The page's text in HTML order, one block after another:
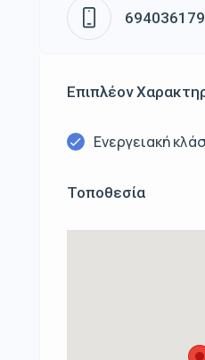
Επιπλέον
Ενεργειακή
Τοποθεσία